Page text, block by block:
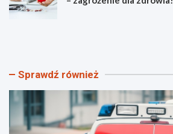
e
n
y
w
Sprawdź również